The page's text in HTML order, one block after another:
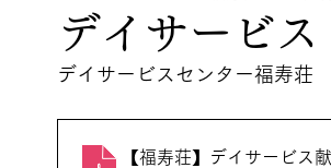
デイサービ
デイサービスセンター福寿荘
【福寿荘】デイサービス